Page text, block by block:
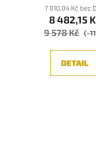
7 010,04 Kč bez
8 482,15
9 578 Kč
DETAIL